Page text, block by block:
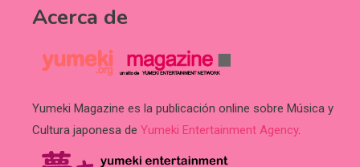
Acerca de
Yumeki Magazine es la publicación online sobre Música y
Cultura japonesa de Yumeki Entertainment Agency.